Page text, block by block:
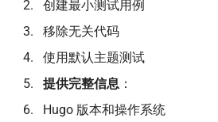
创建最小测试用例
移除无关代码
使用默认主题测试
提供完整信息 ：
Hugo 版本和操作系统